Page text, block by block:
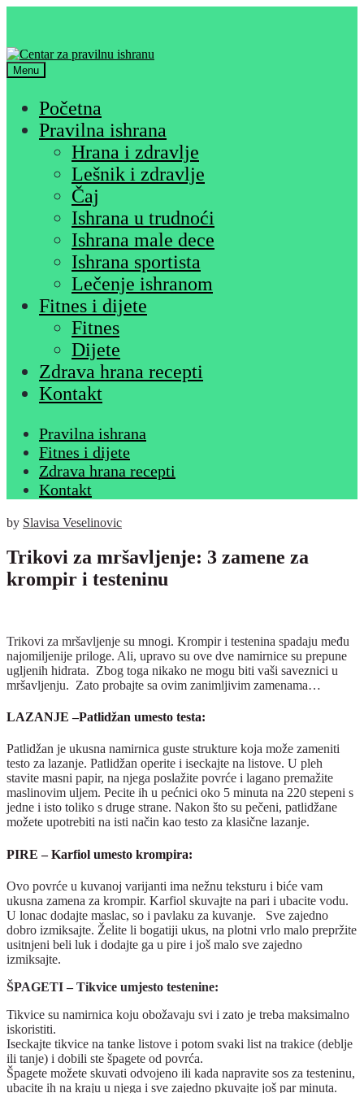
Menu
Početna
Pravilna ishrana
Hrana i zdravlje
Lešnik i zdravlje
Čaj
Ishrana u trudnoći
Ishrana male dece
Ishrana sportista
Lečenje ishranom
Fitnes i dijete
Fitnes
Dijete
Zdrava hrana recepti
Kontakt
Pravilna ishrana
Fitnes i dijete
Zdrava hrana recepti
Kontakt
by Slavisa Veselinovic
Trikovi za mršavljenje: 3 zamene za
krompir i testeninu
Trikovi za mršavljenje su mnogi. Krompir i testenina spadaju među
najomiljenije priloge. Ali, upravo su ove dve namirnice su prepune
ugljenih hidrata. Zbog toga nikako ne mogu biti vaši saveznici u
mršavljenju. Zato probajte sa ovim zanimljivim zamenama…
LAZANJE –Patlidžan umesto testa:
Patlidžan je ukusna namirnica guste strukture koja može zameniti
testo za lazanje. Patlidžan operite i iseckajte na listove. U pleh
stavite masni papir, na njega poslažite povrće i lagano premažite
maslinovim uljem. Pecite ih u pećnici oko 5 minuta na 220 stepeni s
jedne i isto toliko s druge strane. Nakon što su pečeni, patlidžane
možete upotrebiti na isti način kao testo za klasične lazanje.
PIRE –Karfiol umesto krompira:
Ovo povrće u kuvanoj varijanti ima nežnu teksturu i biće vam
ukusna zamena za krompir. Karfiol skuvajte na pari i ubacite vodu.
U lonac dodajte maslac, so i pavlaku za kuvanje. Sve zajedno
dobro izmiksajte. Želite li bogatiji ukus, na plotni vrlo malo prepržite
usitnjeni beli luk i dodajte ga u pire i još malo sve zajedno
izmiksajte.
ŠPAGETI –Tikvice umjesto testenine:
Tikvice su namirnica koju obožavaju svi i zato je treba maksimalno
iskoristiti.
Iseckajte tikvice na tanke listove i potom svaki list na trakice (deblje
ili tanje) i dobili ste špagete od povrća.
Špagete možete skuvati odvojeno ili kada napravite sos za testeninu,
ubacite ih na kraju u njega i sve zajedno pkuvajte još par minuta.